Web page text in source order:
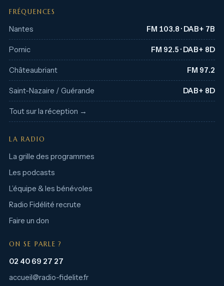
FRÉQUENCES
Nantes FM 103.8 · DAB+ 7B
Pornic FM 92.5 · DAB+ 8D
Châteaubriant FM 97.2
Saint-Nazaire / Guérande DAB+ 8D
Tout sur la réception →
LA RADIO
La grille des programmes
Les podcasts
L’équipe & les bénévoles
Radio Fidélité recrute
Faire un don
ON SE PARLE ?
02 40 69 27 27
accueil@radio-fidelite.fr